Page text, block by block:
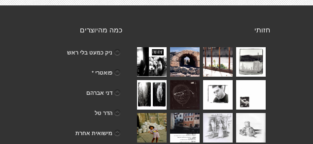
כמה מהיוצרים
ניק כמעט בלי ראש
פואטרי *
דני אברהם
הדר טל
מישואית אחרת
חזותי